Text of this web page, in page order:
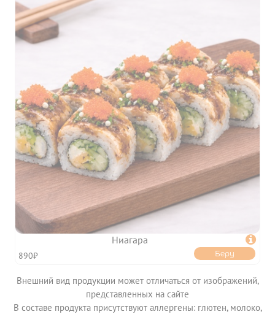
Ниагара 
890₽ Беру
Внешний вид продукции может отличаться от изображений,
представленных на сайте
В составе продукта присутствуют аллергены: глютен, молоко,